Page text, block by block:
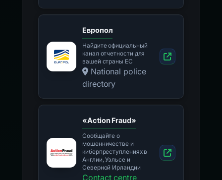
Европол
Найдите официальный
канал отчетности для
вашей страны ЕС
National police
directory
«Action Fraud»
Сообщайте о
мошенничестве и
киберпреступлениях в
Англии, Уэльсе и
Северной Ирландии
Contact centre